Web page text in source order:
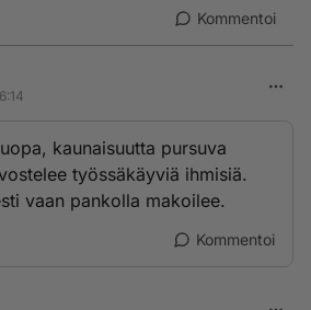
Kommentoi
kaunaisuutta pursuva
työssäkäyviä ihmisiä.
vaan pankolla makoilee.
Kommentoi